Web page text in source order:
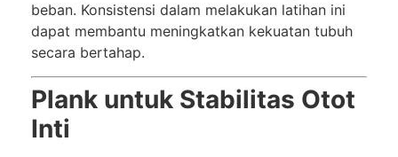
beban. Konsistensi dalam melakukan latihan ini
dapat membantu meningkatkan kekuatan tubuh
secara bertahap.
Plank untuk Stabilitas Otot
Inti